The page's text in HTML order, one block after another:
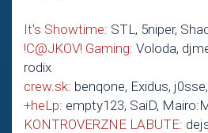
It's Showtime: STL, 5niper,
!C@JKOV! Gaming: Voloda,
rodix
crew.sk: benqone, Exidus,
+heLp: empty123, SaiD,
KONTROVERZNE LABUTE: